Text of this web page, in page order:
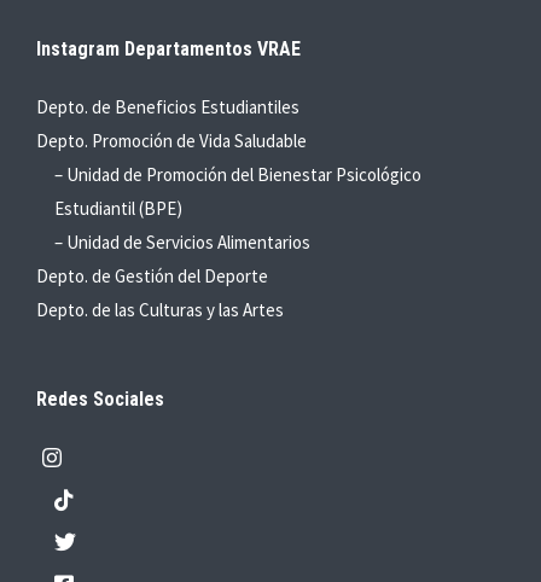
Instagram Departamentos VRAE
Depto. de Beneficios Estudiantiles
Depto. Promoción de Vida Saludable
– Unidad de Promoción del Bienestar Psicológico
Estudiantil (BPE)
– Unidad de Servicios Alimentarios
Depto. de Gestión del Deporte
Depto. de las Culturas y las Artes
Redes Sociales